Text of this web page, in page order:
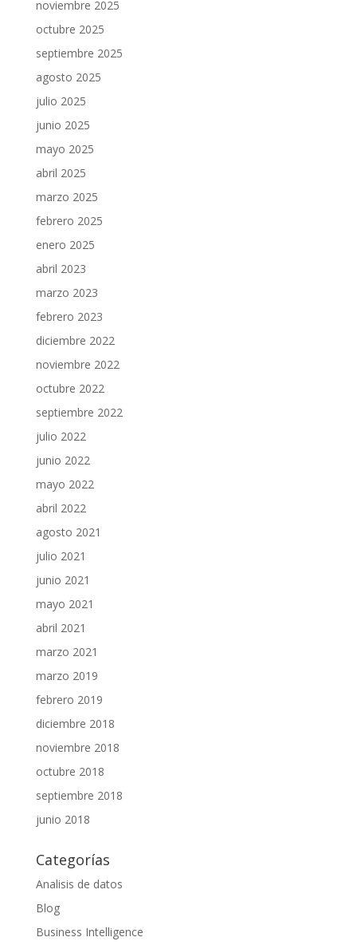
noviembre 2025
octubre 2025
septiembre 2025
agosto 2025
julio 2025
junio 2025
mayo 2025
abril 2025
marzo 2025
febrero 2025
enero 2025
abril 2023
marzo 2023
febrero 2023
diciembre 2022
noviembre 2022
octubre 2022
septiembre 2022
julio 2022
junio 2022
mayo 2022
abril 2022
agosto 2021
julio 2021
junio 2021
mayo 2021
abril 2021
marzo 2021
marzo 2019
febrero 2019
diciembre 2018
noviembre 2018
octubre 2018
septiembre 2018
junio 2018
Categorías
Analisis de datos
Blog
Business Intelligence